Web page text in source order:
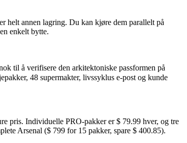
helt annen lagring. Du kan kjøre dem parallelt på
enkelt bytte.
til å verifisere den arkitektoniske passformen på
48 supermakter, livssyklus e-post og kunde
pris. Individuelle PRO-pakker er $ 79.99 hver, og tre
Arsenal ($ 799 for 15 pakker, spare $ 400.85).